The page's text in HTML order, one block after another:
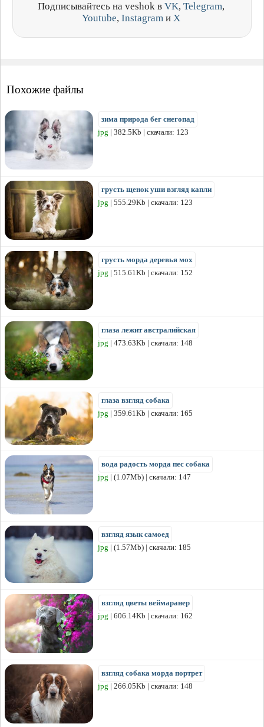
Подписывайтесь на veshok в VK, Telegram,
Youtube, Instagram и X
Похожие файлы
зима природа бег снегопад
jpg | 382.5Kb | скачали: 123
грусть щенок уши взгляд капли
jpg | 555.29Kb | скачали: 123
грусть морда деревья мох
jpg | 515.61Kb | скачали: 152
глаза лежит австралийская
jpg | 473.63Kb | скачали: 148
глаза взгляд собака
jpg | 359.61Kb | скачали: 165
вода радость морда пес собака
jpg | (1.07Mb) | скачали: 147
взгляд язык самоед
jpg | (1.57Mb) | скачали: 185
взгляд цветы веймаранер
jpg | 606.14Kb | скачали: 162
взгляд собака морда портрет
jpg | 266.05Kb | скачали: 148